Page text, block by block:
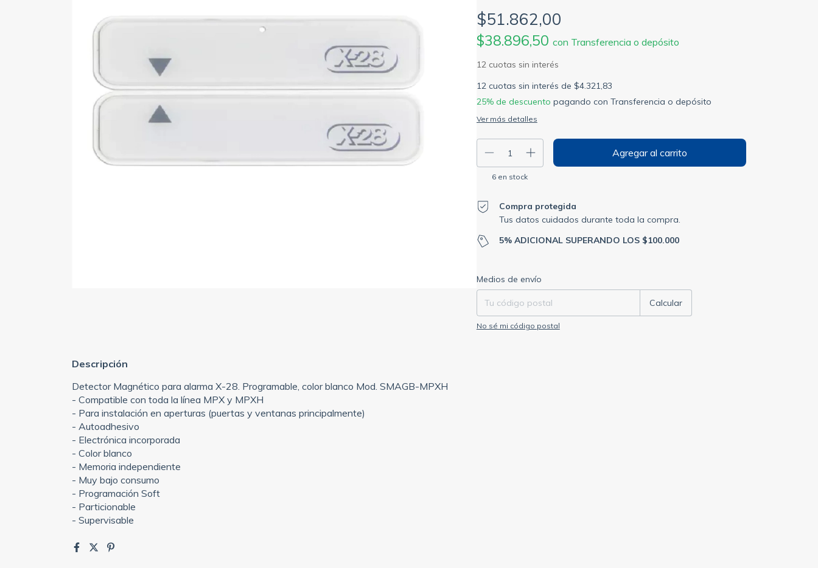
$51.862,00
$38.896,50 con Transferencia o depósito
12 cuotas sin interés de $4.321,83
25% de descuento pagando con Transferencia o depósito
Ver más detalles
6 en stock
Compra protegida
Tus datos cuidados durante toda la compra.
5% ADICIONAL SUPERANDO LOS $100.000
Entregas para el CP:
Medios de envío
Calcular
No sé mi código postal
Descripción
Detector Magnético para alarma X-28. Programable, color blanco Mod. SMAGB-MPXH
- Compatible con toda la línea MPX y MPXH
- Para instalación en aperturas (puertas y ventanas principalmente)
- Autoadhesivo
- Electrónica incorporada
- Color blanco
- Memoria independiente
- Muy bajo consumo
- Programación Soft
- Particionable
- Supervisable